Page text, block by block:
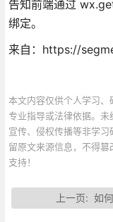
告知前端通过
绑定。
来自：https://
本文内容仅供个人学习、
专业指导或法律依据。
宣传、侵权传播等非学
留原文来源信息，不得
支持！
上一页: 如